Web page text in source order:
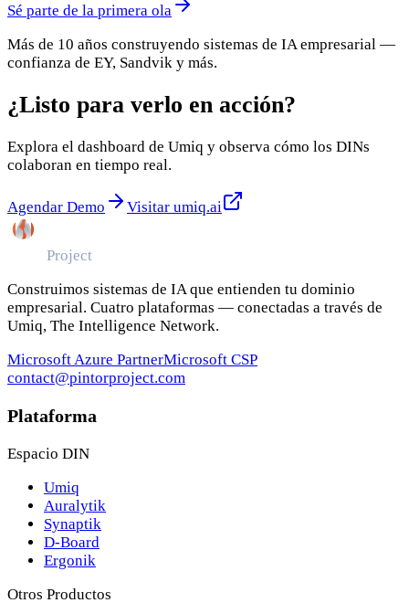
Sé parte de la primera ola
Más de 10 años construyendo sistemas de IA empresarial —
confianza de EY, Sandvik y más.
¿Listo para verlo en acción?
Explora el dashboard de Umiq y observa cómo los DINs
colaboran en tiempo real.
Agendar Demo Visitar umiq.ai
Project
Construimos sistemas de IA que entienden tu dominio
empresarial. Cuatro plataformas — conectadas a través de
Umiq, The Intelligence Network.
Microsoft Azure PartnerMicrosoft CSP
contact@pintorproject.com
Plataforma
Espacio DIN
Umiq
Auralytik
Synaptik
D-Board
Ergonik
Otros Productos